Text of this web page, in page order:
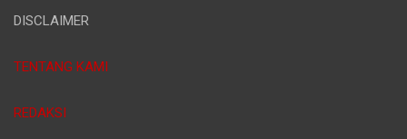
DISCLAIMER
TENTANG KAMI
REDAKSI